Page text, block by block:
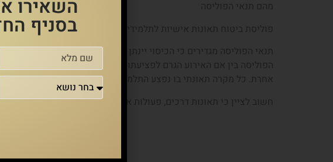
מהם תנאי הפוליסה
פוליסת ביטוח תאונות אישיות לתלמידים היא אחידה ונקבעה בתיאום
הפוליסה בין אם האירוע הגרם לפציעתו ארע בתחומי בית הספר או לא,
אחרת. כל מקרה תאונתי בו נפצע התלמיד, נקבעו לו אחוזי נכות –
חשוב לציין כי תאונות דרכים, פעולות איבה ורשלנות רפואית, אינם
השאירו
בסניף